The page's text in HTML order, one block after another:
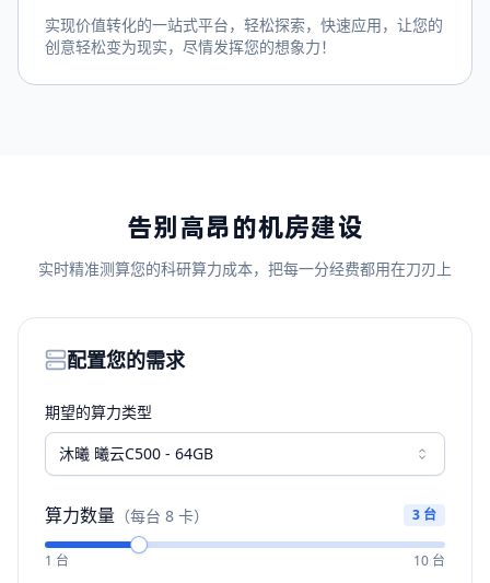
实现价值转化的一站式平台，轻松探索，快速应用，让您的
创意轻松变为现实，尽情发挥您的想象力！
告别高昂的机房建设
实时精准测算您的科研算力成本，把每一分经费都用在刀刃上
配置您的需求
期望的算力类型
沐曦 曦云C500 - 64GB
算力数量 （每台 8 卡） 3 台
1 台 10 台